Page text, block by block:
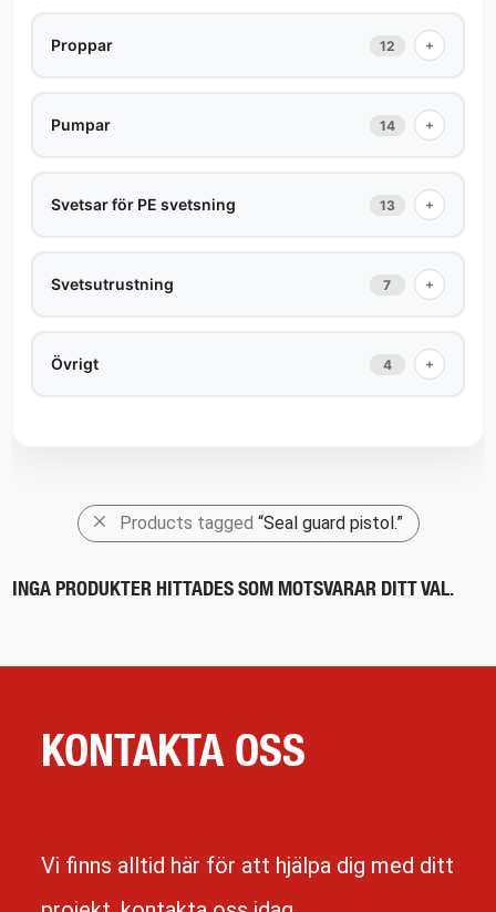
Proppar 12 +
Pumpar 14 +
Svetsar för PE svetsning 13 +
Svetsutrustning 7 +
Övrigt 4 +
Products tagged “Seal guard pistol.”
INGA PRODUKTER HITTADES SOM MOTSVARAR DITT VAL.
KONTAKTA OSS
Vi finns alltid här för att hjälpa dig med ditt